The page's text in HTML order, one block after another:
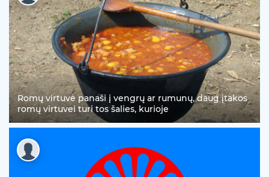
Romų virtuvė panaši į vengrų ar rumunų, daug įtakos
romų virtuvei turi tos šalies, kurioje